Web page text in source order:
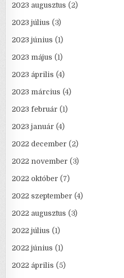
2023 augusztus (2)
2023 július (3)
2023 június (1)
2023 május (1)
2023 április (4)
2023 március (4)
2023 február (1)
2023 január (4)
2022 december (2)
2022 november (3)
2022 október (7)
2022 szeptember (4)
2022 augusztus (3)
2022 július (1)
2022 június (1)
2022 április (5)